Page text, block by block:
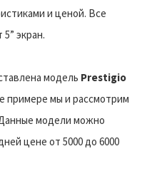
и ценой. Все
экран.
модель Prestigio
примере мы и рассмотрим
модели можно
цене от 5000 до 6000